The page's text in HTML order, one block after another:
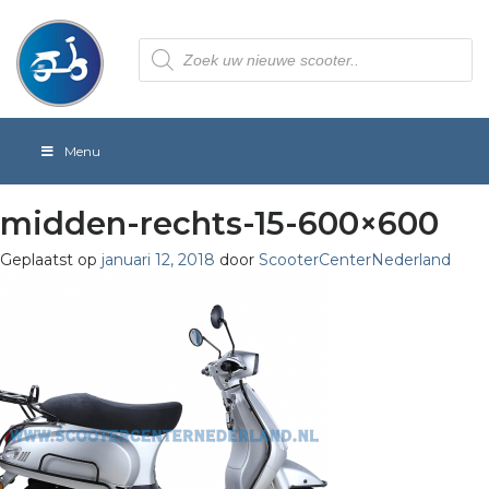
Producten
zoeken
Menu
midden-rechts-15-600×600
Geplaatst op januari 12, 2018 door ScooterCenterNederland